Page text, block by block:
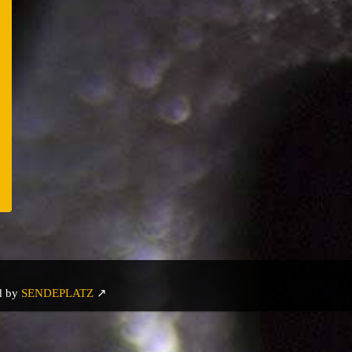
by SENDEPLATZ ↗